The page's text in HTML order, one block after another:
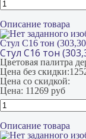
Описание товара
Стул С16 тон
Стул С16 тон
Цветовая палитра
Цена без скидки:
Цена со скидкой:
Цена: 11269 руб
Описание товара